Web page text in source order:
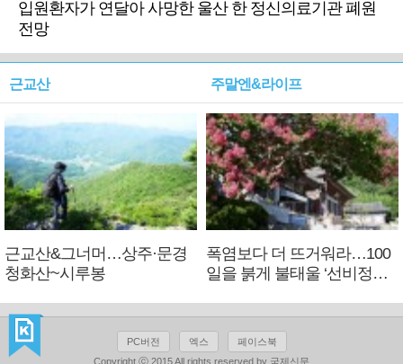
입원환자가 연달아 사망한 울산 한 정신의료기관 폐원
전망
근교산
근교산&그너머…상주·문경
청화산~시루봉
주말엔&라이프
폭염보다 더 뜨거워라…100
일을 붉게 불태울 ‘선비정신’
PC버전 엑스
페이스북
Copyright ⓒ 2015 All rights reserved by 국제신문